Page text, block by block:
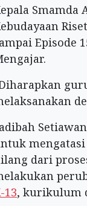
Smamda
Episode
mengatasi
dari
13, kurikulum